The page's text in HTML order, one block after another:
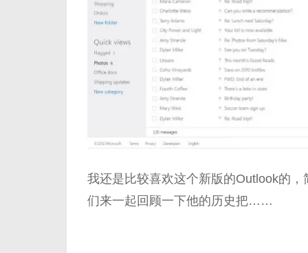
我还是比较喜欢这个新版的Outlook的
们来一起回顾一下他的历史把……